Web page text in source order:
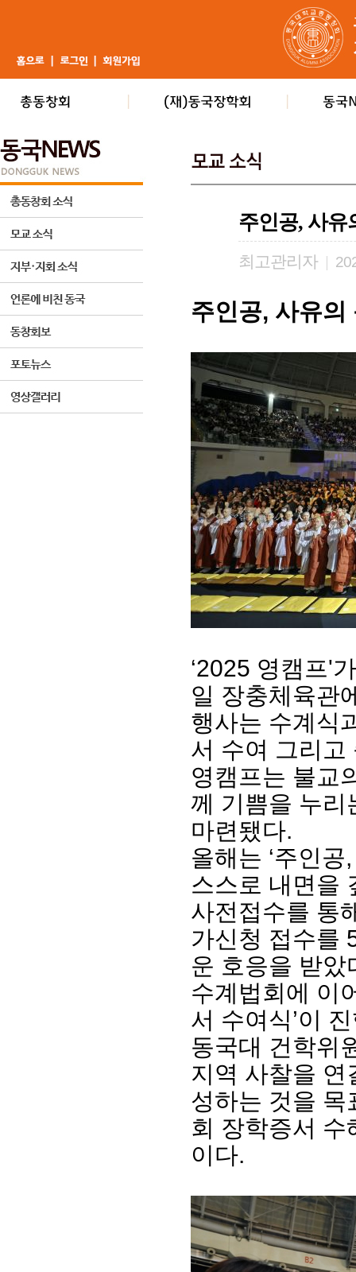
이사장 인사말
임원 현황
연혁·사업실적
역대 이사장
총동창
모교 소
지부·지
언론에
동창회
포토뉴
영상갤
주인공, 사유
최고관리자
주인공, 사유의
‘2025 영캠프'
일 장충체육관
행사는 수계식
서 수여 그리고
영캠프는 불교
께 기쁨을 누리
마련됐다.
올해는 ‘주인
스스로 내면을
사전접수를 통
가신청 접수를
운 호응을 받았
수계법회에 이
서 수여식’이
동국대 건학위
지역 사찰을
성하는 것을 목
회 장학증서
이다.